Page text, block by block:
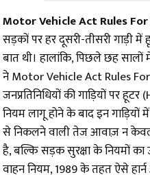
Motor Vehicle Act Rules
सड़कों पर हर दूसरी-तीसरी गाड़ी में
बात थी। हालांकि, पिछले छह
ने Motor Vehicle Act Rules
जनप्रतिनिधियों की गाड़ियों पर
नियम लागू होने के बाद इन गाड़ियों
से निकलने वाली तेज आवाज़ न
है, बल्कि सड़क सुरक्षा के नियमों का
वाहन नियम, 1989 के तहत ऐसे